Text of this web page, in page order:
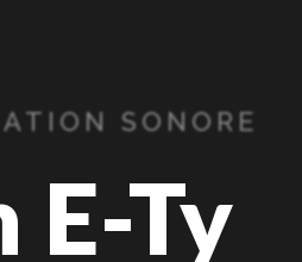
SONORE
E-Ty